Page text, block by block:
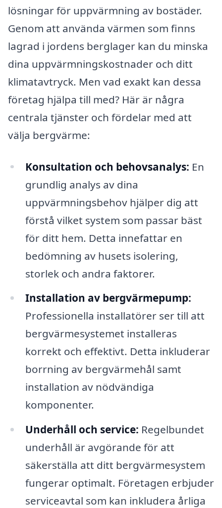
lösningar för uppvärmning av bostäder.
Genom att använda värmen som finns
lagrad i jordens berglager kan du minska
dina uppvärmningskostnader och ditt
klimatavtryck. Men vad exakt kan dessa
företag hjälpa till med? Här är några
centrala tjänster och fördelar med att
välja bergvärme:
Konsultation och behovsanalys: En
grundlig analys av dina
uppvärmningsbehov hjälper dig att
förstå vilket system som passar bäst
för ditt hem. Detta innefattar en
bedömning av husets isolering,
storlek och andra faktorer.
Installation av bergvärmepump:
Professionella installatörer ser till att
bergvärmesystemet installeras
korrekt och effektivt. Detta inkluderar
borrning av bergvärmehål samt
installation av nödvändiga
komponenter.
Underhåll och service: Regelbundet
underhåll är avgörande för att
säkerställa att ditt bergvärmesystem
fungerar optimalt. Företagen erbjuder
serviceavtal som kan inkludera årliga